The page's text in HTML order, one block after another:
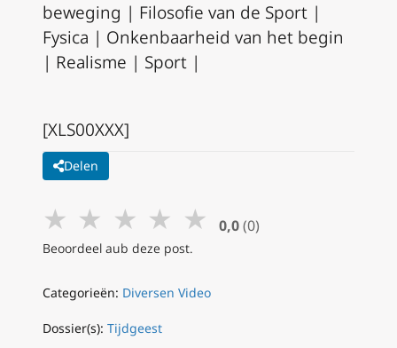
beweging | Filosofie van de Sport |
Fysica | Onkenbaarheid van het begin
| Realisme | Sport |
[XLS00XXX]
Delen
★ ★ ★ ★ ★ 0,0 (0)
Beoordeel aub deze post.
Categorieën: Diversen Video
Dossier(s): Tijdgeest